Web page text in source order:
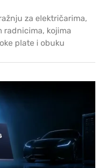
za električarima,
radnicima, kojima
plate i obuku